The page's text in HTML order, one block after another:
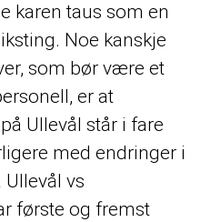
karen taus som en
Noe kanskje
som bør være et
er at
Ullevål står i fare
med endringer i
vs
første og fremst